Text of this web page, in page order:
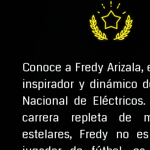
Conoce a Fredy Arizala,
inspirador y dinámico
Nacional de
carrera repleta de
estelares, Fredy no